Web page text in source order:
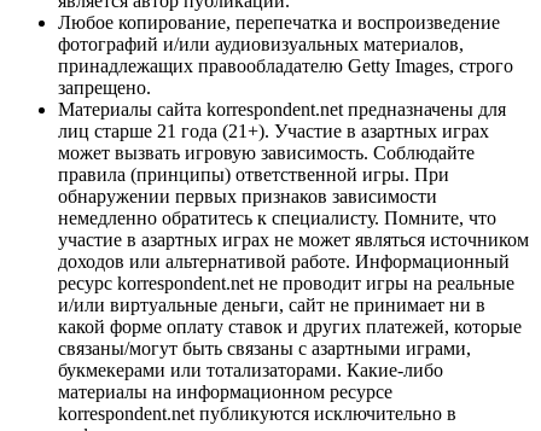
Любое копирование, перепечатка и воспроизведение
фотографий и/или аудиовизуальных материалов,
принадлежащих правообладателю Getty Images, строго
запрещено.
Материалы сайта korrespondent.net предназначены для
лиц старше 21 года (21+). Участие в азартных играх
может вызвать игровую зависимость. Соблюдайте
правила (принципы) ответственной игры. При
обнаружении первых признаков зависимости
немедленно обратитесь к специалисту. Помните, что
участие в азартных играх не может являться источником
доходов или альтернативой работе. Информационный
ресурс korrespondent.net не проводит игры на реальные
и/или виртуальные деньги, сайт не принимает ни в
какой форме оплату ставок и других платежей, которые
связаны/могут быть связаны с азартными играми,
букмекерами или тотализаторами. Какие-либо
материалы на информационном ресурсе
korrespondent.net публикуются исключительно в